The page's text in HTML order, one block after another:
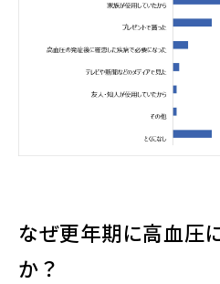
なぜ更年期に高血圧
か？